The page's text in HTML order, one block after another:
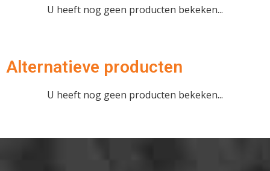
U heeft nog geen producten bekeken...
Alternatieve producten
U heeft nog geen producten bekeken...